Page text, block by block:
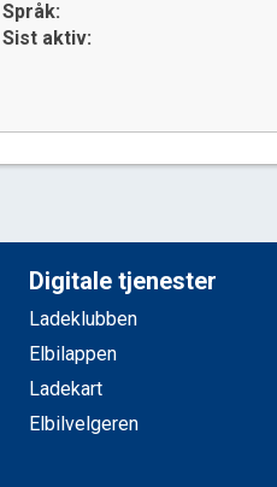
Språk:
Sist aktiv:
Digitale tjenester
Ladeklubben
Elbilappen
Ladekart
Elbilvelgeren